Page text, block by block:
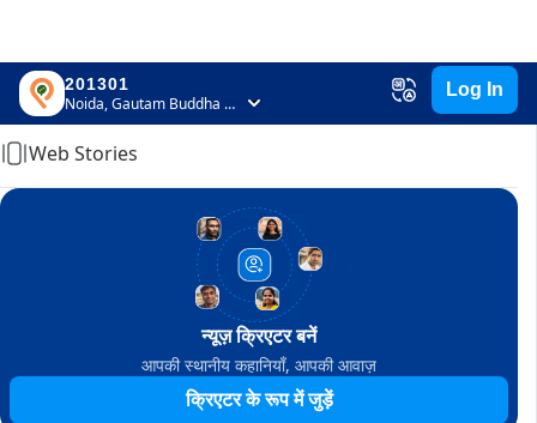
201301
Noida, Gautam Buddha Nagar, Uttar Pradesh
Log In
Home
Web Stories
न्यूज़ क्रिएटर बनें
आपकी स्थानीय कहानियाँ, आपकी आवाज़
क्रिएटर के रूप में जुड़ें